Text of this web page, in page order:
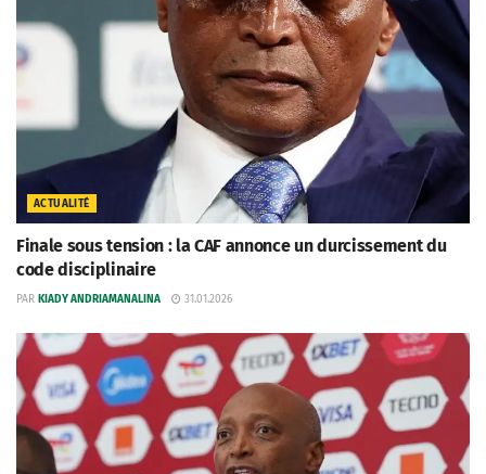
ACTUALITÉ
Finale sous tension : la CAF annonce un durcissement du
code disciplinaire
PAR KIADY ANDRIAMANALINA 31.01.2026